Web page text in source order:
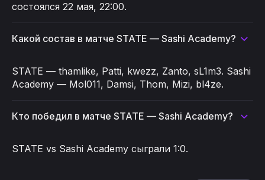
состоялся 22 мая, 22:00.
Какой состав в матче STATE — Sashi Academy?
STATE — thamlike, Patti, kwezz, Zanto, sL1m3. Sashi
Academy — Mol011, Damsi, Thom, Mizi, bl4ze.
Кто победил в матче STATE — Sashi Academy?
STATE vs Sashi Academy сыграли 1:0.